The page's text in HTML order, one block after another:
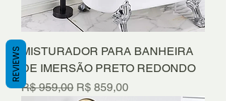
MISTURADOR PARA BANHEIRA
DE IMERSÃO PRETO REDONDO
Preço normal
R$ 959,00 Preço promocional
R$ 859,00
REVIEWS